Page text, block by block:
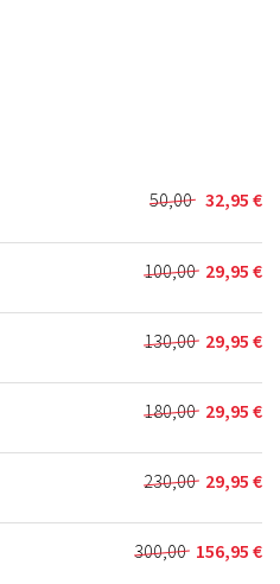
50,00
Le
prix
initial
était :
50,00 €.
32,95 €
Le
prix
actuel
est :
32,95 €.
100,00
Le
prix
initial
était :
100,00 €.
29,95 €
Le
prix
actuel
est :
29,95 €.
130,00
Le
prix
initial
était :
130,00 €.
29,95 €
Le
prix
actuel
est :
29,95 €.
180,00
Le
prix
initial
était :
180,00 €.
29,95 €
Le
prix
actuel
est :
29,95 €.
230,00
Le
prix
initial
était :
29,95 €
Le
prix
actuel
est :
300,00
Le 156,95 €
Le